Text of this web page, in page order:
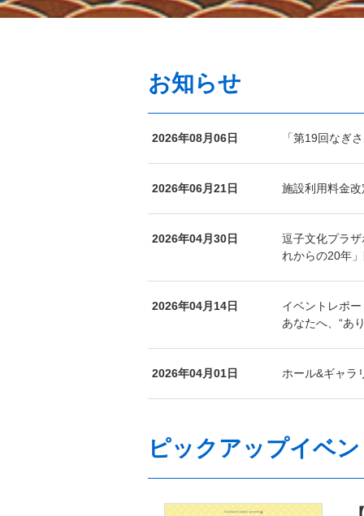
お知らせ
2026年08月06日 「第19回なぎ
2026年06月21日 施設利用料金
2026年04月30日
逗子文化プラ
れからの20年
2026年04月14日
イベントレポ
あなたへ、“あ
2026年04月01日 ホール&ギャラ
ピックアップイベ